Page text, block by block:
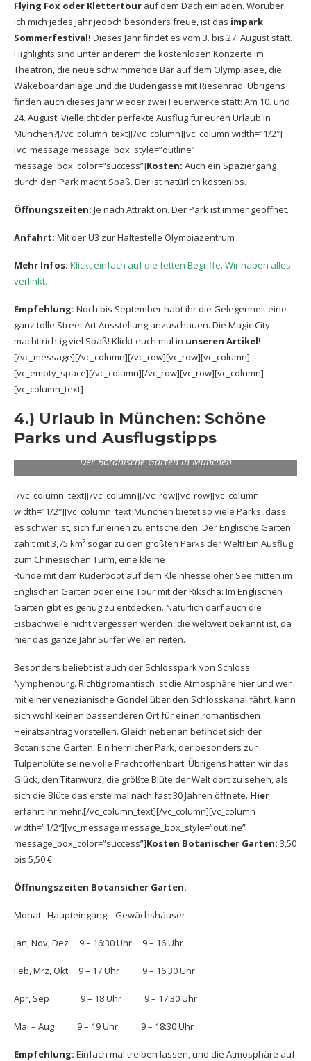
Flying Fox oder Klettertour auf dem Dach einladen. Worüber
ich mich jedes Jahr jedoch besonders freue, ist das impark
Sommerfestival! Dieses Jahr findet es vom 3. bis 27. August statt.
Highlights sind unter anderem die kostenlosen Konzerte im
Theatron, die neue schwimmende Bar auf dem Olympiasee, die
Wakeboardanlage und die Budengasse mit Riesenrad. Übrigens
finden auch dieses Jahr wieder zwei Feuerwerke statt: Am 10. und
24. August! Vielleicht der perfekte Ausflug für euren Urlaub in
München?[/vc_column_text][/vc_column][vc_column width=”1/2″]
[vc_message message_box_style=”outline”
message_box_color=”success”]Kosten: Auch ein Spaziergang
durch den Park macht Spaß. Der ist natürlich kostenlos.
Öffnungszeiten: Je nach Attraktion. Der Park ist immer geöffnet.
Anfahrt: Mit der U3 zur Haltestelle Olympiazentrum
Mehr Infos: Klickt einfach auf die fetten Begriffe. Wir haben alles
verlinkt.
Empfehlung: Noch bis September habt ihr die Gelegenheit eine
ganz tolle Street Art Ausstellung anzuschauen. Die Magic City
macht richtig viel Spaß! Klickt euch mal in unseren Artikel!
[/vc_message][/vc_column][/vc_row][vc_row][vc_column]
[vc_empty_space][/vc_column][/vc_row][vc_row][vc_column]
[vc_column_text]
4.) Urlaub in München: Schöne
Parks und Ausflugstipps
Der Botanische Garten in München
[/vc_column_text][/vc_column][/vc_row][vc_row][vc_column
width=”1/2″][vc_column_text]München bietet so viele Parks, dass
es schwer ist, sich für einen zu entscheiden. Der Englische Garten
zählt mit 3,75 km² sogar zu den größten Parks der Welt! Ein Ausflug
zum Chinesischen Turm, eine kleine
Runde mit dem Ruderboot auf dem Kleinhesseloher See mitten im
Englischen Garten oder eine Tour mit der Rikscha: Im Englischen
Garten gibt es genug zu entdecken. Natürlich darf auch die
Eisbachwelle nicht vergessen werden, die weltweit bekannt ist, da
hier das ganze Jahr Surfer Wellen reiten.
Besonders beliebt ist auch der Schlosspark von Schloss
Nymphenburg. Richtig romantisch ist die Atmosphäre hier und wer
mit einer venezianische Gondel über den Schlosskanal fährt, kann
sich wohl keinen passenderen Ort für einen romantischen
Heiratsantrag vorstellen. Gleich nebenan befindet sich der
Botanische Garten. Ein herrlicher Park, der besonders zur
Tulpenblüte seine volle Pracht offenbart. Übrigens hatten wir das
Glück, den Titanwurz, die größte Blüte der Welt dort zu sehen, als
sich die Blüte das erste mal nach fast 30 Jahren öffnete. Hier
erfahrt ihr mehr.[/vc_column_text][/vc_column][vc_column
width=”1/2″][vc_message message_box_style=”outline”
message_box_color=”success”]Kosten Botanischer Garten: 3,50
bis 5,50 €
Öffnungszeiten Botansicher Garten:
Monat Haupteingang Gewächshäuser
Jan, Nov, Dez 9 – 16:30 Uhr 9 – 16 Uhr
Feb, Mrz, Okt 9 – 17 Uhr 9 – 16:30 Uhr
Apr, Sep 9 – 18 Uhr 9 – 17:30 Uhr
Mai – Aug 9 – 19 Uhr 9 – 18:30 Uhr
Empfehlung: Einfach mal treiben lassen, und die Atmosphäre auf